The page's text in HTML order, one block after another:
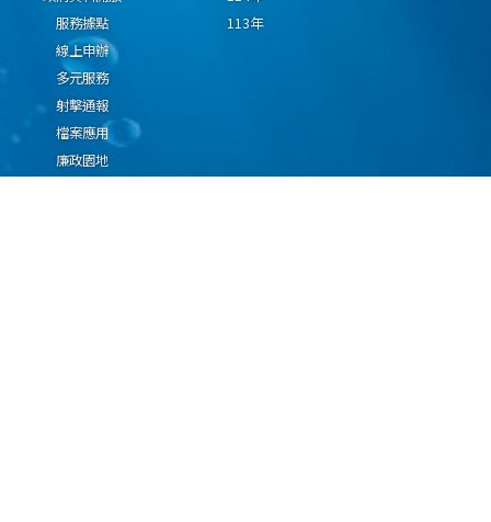
服務據點
線上申辦
多元服務
射擊通報
檔案應用
廉政園地
113年